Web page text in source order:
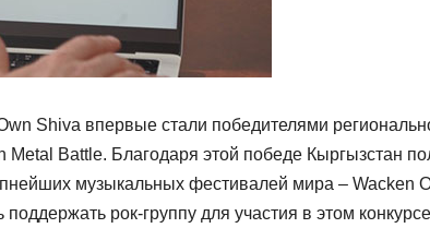
Shiva впервые стали победителями
Metal Battle. Благодаря этой победе Кыргызстан
музыкальных фестивалей мира – Wacken
рок-группу для участия в этом